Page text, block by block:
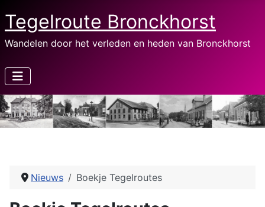
Tegelroute Bronckhorst
Wandelen door het verleden en heden van Bronckhorst
Nieuws Boekje Tegelroutes